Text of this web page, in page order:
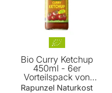
Bio Curry Ketchup
450ml - 6er
Vorteilspack von
Rapunzel
Rapunzel Naturkost